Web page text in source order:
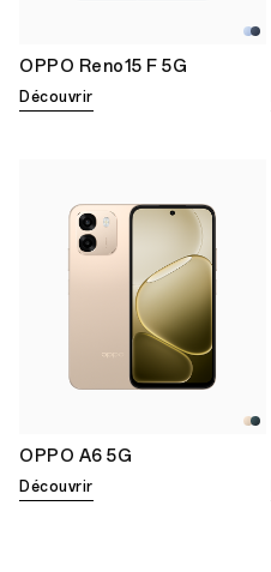
OPPO Reno15 F 5G
Découvrir
OPPO A6 5G
Découvrir